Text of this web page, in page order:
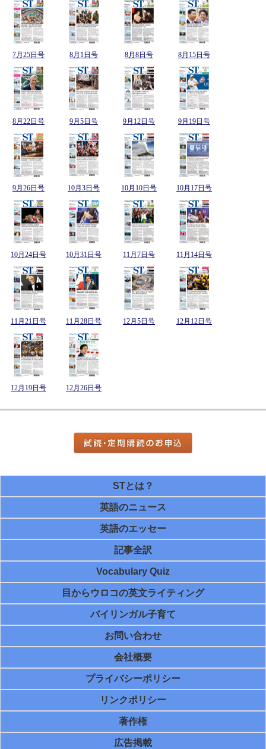
7月25日号 8月1日号 8月8日号 8月15日号
8月22日号 9月5日号 9月12日号 9月19日号
9月26日号 10月3日号 10月10日号 10月17日号
10月24日号 10月31日号 11月7日号 11月14日号
11月21日号 11月28日号 12月5日号 12月12日号
12月19日号 12月26日号
STとは？
英語のニュース
英語のエッセー
記事全訳
Vocabulary Quiz
目からウロコの英文ライティング
バイリンガル子育て
お問い合わせ
会社概要
プライバシーポリシー
リンクポリシー
著作権
広告掲載